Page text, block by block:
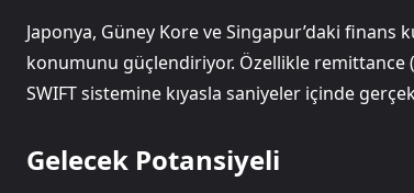
Japonya, Güney Kore ve Singapur’daki finans
konumunu güçlendiriyor. Özellikle remittance
SWIFT sistemine kıyasla saniyeler içinde
Gelecek Potansiyeli